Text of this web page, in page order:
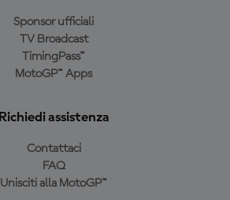
Sponsor ufficiali
TV Broadcast
TimingPass™
MotoGP™ Apps
Richiedi assistenza
Contattaci
FAQ
Unisciti alla MotoGP™